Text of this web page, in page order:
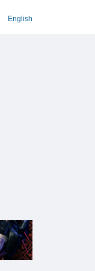
English